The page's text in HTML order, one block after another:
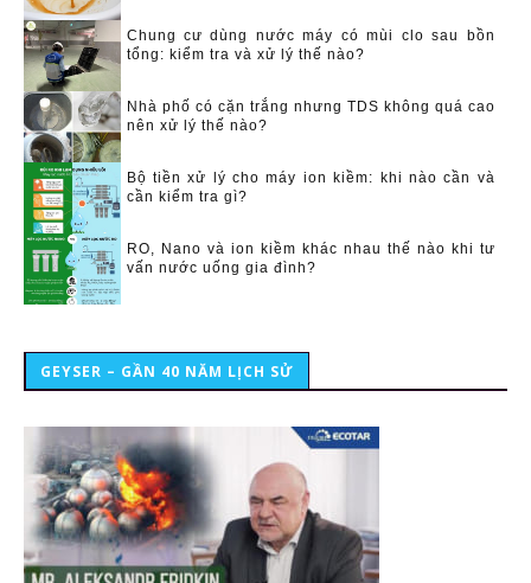
Chung cư dùng nước máy có mùi clo sau bồn
tổng: kiểm tra và xử lý thế nào?
Nhà phố có cặn trắng nhưng TDS không quá cao
nên xử lý thế nào?
Bộ tiền xử lý cho máy ion kiềm: khi nào cần và
cần kiểm tra gì?
RO, Nano và ion kiềm khác nhau thế nào khi tư
vấn nước uống gia đình?
GEYSER – GẦN 40 NĂM LỊCH SỬ